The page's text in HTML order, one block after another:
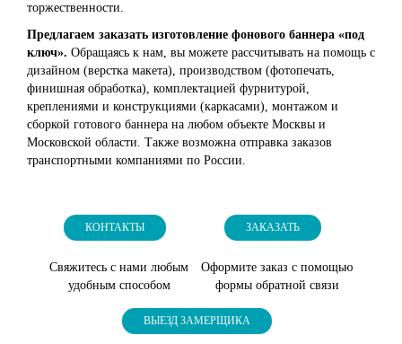
торжественности.
Предлагаем заказать изготовление фонового баннера «под
ключ». Обращаясь к нам, вы можете рассчитывать на помощь с
дизайном (верстка макета), производством (фотопечать,
финишная обработка), комплектацией фурнитурой,
креплениями и конструкциями (каркасами), монтажом и
сборкой готового баннера на любом объекте Москвы и
Московской области. Также возможна отправка заказов
транспортными компаниями по России.
КОНТАКТЫ
Свяжитесь с нами любым
удобным способом
ЗАКАЗАТЬ
Оформите заказ с помощью
формы обратной связи
ВЫЕЗД ЗАМЕРЩИКА